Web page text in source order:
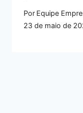
Por Equipe
23 de maio de